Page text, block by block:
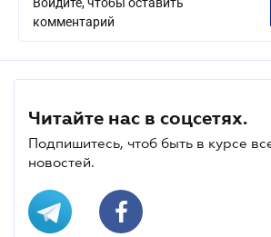
комментарий
Читайте нас в соцсетях.
Подпишитесь, чтоб быть в курсе
новостей.